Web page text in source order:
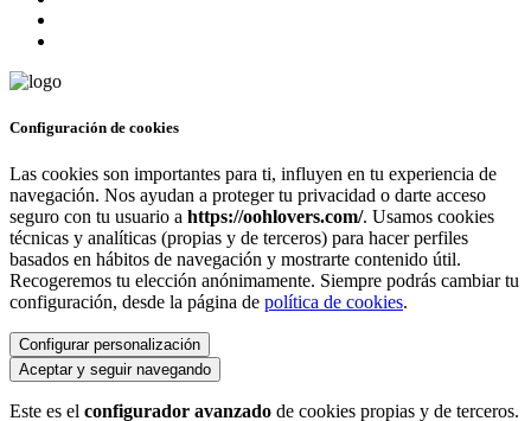
Configuración de cookies
Las cookies son importantes para ti, influyen en tu experiencia de
navegación. Nos ayudan a proteger tu privacidad o darte acceso
seguro con tu usuario a https://oohlovers.com/. Usamos cookies
técnicas y analíticas (propias y de terceros) para hacer perfiles
basados en hábitos de navegación y mostrarte contenido útil.
Recogeremos tu elección anónimamente. Siempre podrás cambiar tu
configuración, desde la página de política de cookies.
Configurar personalización
Aceptar y seguir navegando
Este es el configurador avanzado de cookies propias y de terceros.